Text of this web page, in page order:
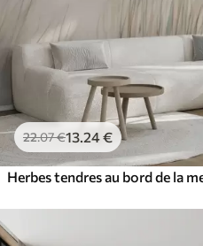
22.07€13 .24€
Herbes tendres au bord de la